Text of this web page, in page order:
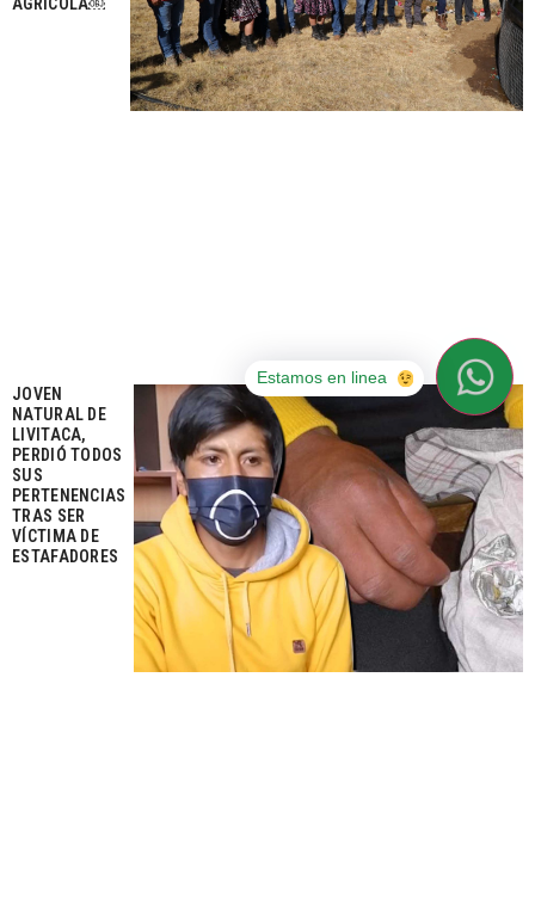
JOVEN
NATURAL DE
LIVITACA,
PERDIÓ TODOS
SUS
PERTENENCIAS
TRAS SER
VÍCTIMA DE
ESTAFADORES
Estamos en linea